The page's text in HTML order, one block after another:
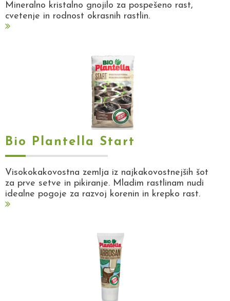
Mineralno kristalno gnojilo za pospešeno rast,
cvetenje in rodnost okrasnih rastlin.
Bio Plantella Start
Visokokakovostna zemlja iz najkakovostnejših šot
za prve setve in pikiranje. Mladim rastlinam nudi
idealne pogoje za razvoj korenin in krepko rast.